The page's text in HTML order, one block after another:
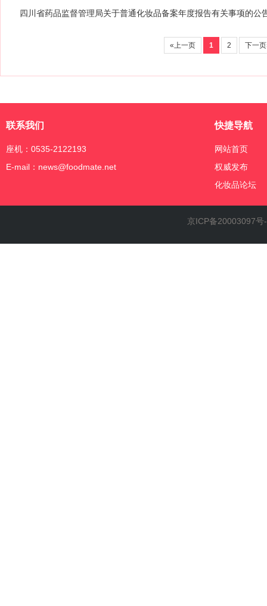
四川省药品监督管理局关于普通化妆品备案年度报告有关事项的公
«上一页 1 2 下一
联系我们
座机：0535-2122193
E-mail：news@foodmate.net
快捷导航
网站首页
权威发布
化妆品论坛
京ICP备20003097号